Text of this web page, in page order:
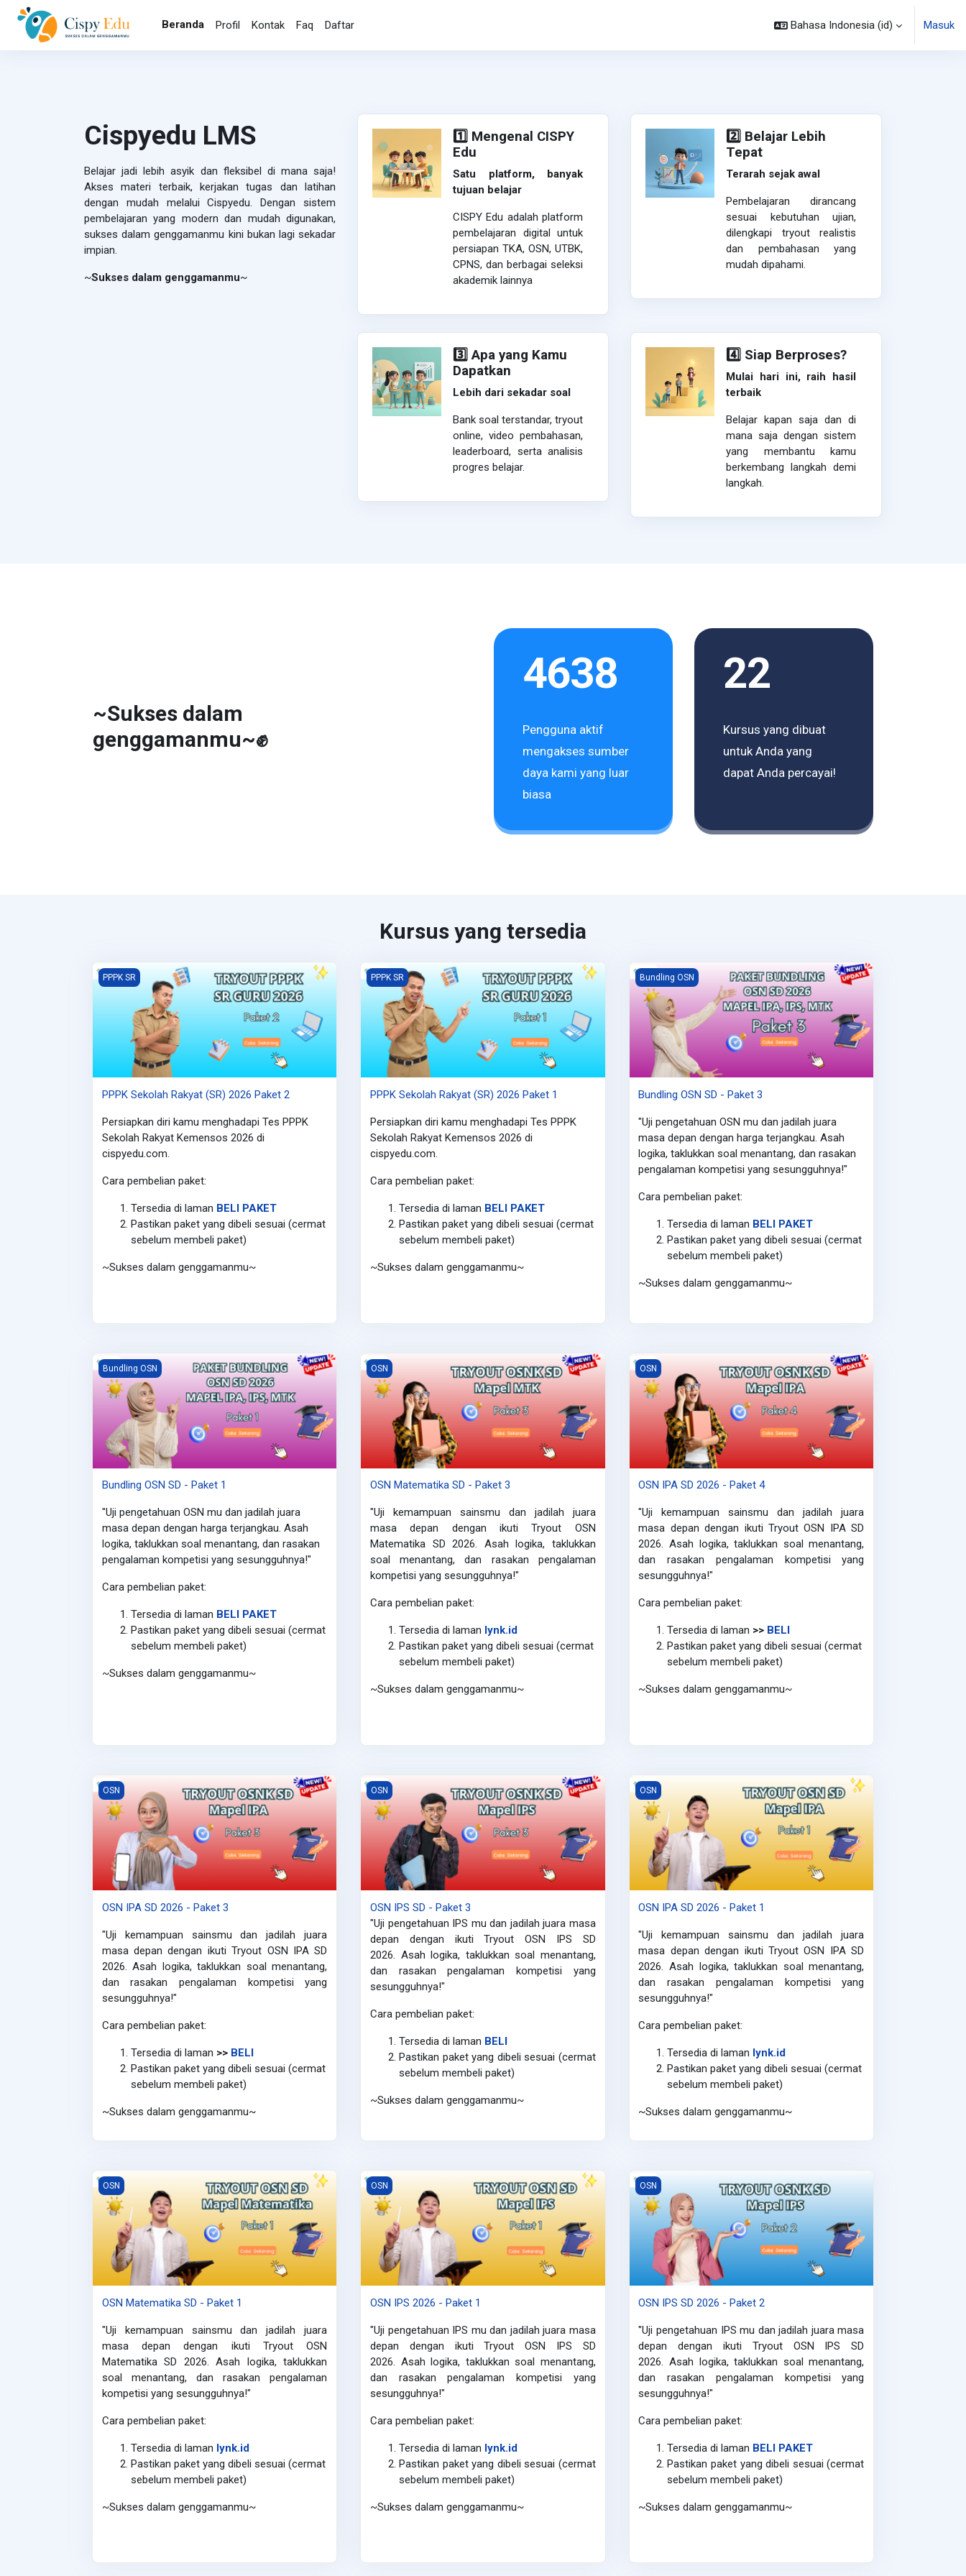
Lewati ke konten utama
Beranda
Profil Kontak Faq Daftar Bahasa Indonesia ‎(id)‎ Masuk
Cispyedu LMS
Belajar jadi lebih asyik dan fleksibel di mana saja!
Akses materi terbaik, kerjakan tugas dan latihan
dengan mudah melalui Cispyedu. Dengan sistem
pembelajaran yang modern dan mudah digunakan,
sukses dalam genggamanmu kini bukan lagi sekadar
impian.
~Sukses dalam genggamanmu~
1️⃣ Mengenal CISPY
Edu
Satu platform, banyak
tujuan belajar
CISPY Edu adalah platform
pembelajaran digital untuk
persiapan TKA, OSN, UTBK,
CPNS, dan berbagai seleksi
akademik lainnya
2️⃣ Belajar Lebih
Tepat
Terarah sejak awal
Pembelajaran dirancang
sesuai kebutuhan ujian,
dilengkapi tryout realistis
dan pembahasan yang
mudah dipahami.
3️⃣ Apa yang Kamu
Dapatkan
Lebih dari sekadar soal
Bank soal terstandar, tryout
online, video pembahasan,
leaderboard, serta analisis
progres belajar.
4️⃣ Siap Berproses?
Mulai hari ini, raih hasil
terbaik
Belajar kapan saja dan di
mana saja dengan sistem
yang membantu kamu
berkembang langkah demi
langkah.
~Sukses dalam
genggamanmu~✊
4638
Pengguna aktif
mengakses sumber
daya kami yang luar
biasa
22
Kursus yang dibuat
untuk Anda yang
dapat Anda percayai!
Kursus yang tersedia
PPPK Sekolah Rakyat (SR) 2026 Paket 2
PPPK SR
PPPK Sekolah Rakyat (SR) 2026 Paket 2
Persiapkan diri kamu menghadapi Tes PPPK
Sekolah Rakyat Kemensos 2026 di
cispyedu.com.
Cara pembelian paket:
Tersedia di laman BELI PAKET
Pastikan paket yang dibeli sesuai (cermat
sebelum membeli paket)
~Sukses dalam genggamanmu~
PPPK Sekolah Rakyat (SR) 2026 Paket 1
PPPK SR
PPPK Sekolah Rakyat (SR) 2026 Paket 1
Persiapkan diri kamu menghadapi Tes PPPK
Sekolah Rakyat Kemensos 2026 di
cispyedu.com.
Cara pembelian paket:
Tersedia di laman BELI PAKET
Pastikan paket yang dibeli sesuai (cermat
sebelum membeli paket)
~Sukses dalam genggamanmu~
Bundling OSN SD - Paket 3
Bundling OSN
Bundling OSN SD - Paket 3
"Uji pengetahuan OSN mu dan jadilah juara
masa depan dengan harga terjangkau. Asah
logika, taklukkan soal menantang, dan rasakan
pengalaman kompetisi yang sesungguhnya!"
Cara pembelian paket:
Tersedia di laman BELI PAKET
Pastikan paket yang dibeli sesuai (cermat
sebelum membeli paket)
~Sukses dalam genggamanmu~
Bundling OSN SD - Paket 1
Bundling OSN
Bundling OSN SD - Paket 1
"Uji pengetahuan OSN mu dan jadilah juara
masa depan dengan harga terjangkau. Asah
logika, taklukkan soal menantang, dan rasakan
pengalaman kompetisi yang sesungguhnya!"
Cara pembelian paket:
Tersedia di laman BELI PAKET
Pastikan paket yang dibeli sesuai (cermat
sebelum membeli paket)
~Sukses dalam genggamanmu~
OSN Matematika SD - Paket 3
OSN
OSN Matematika SD - Paket 3
"Uji kemampuan sainsmu dan jadilah juara
masa depan dengan ikuti Tryout OSN
Matematika SD 2026. Asah logika, taklukkan
soal menantang, dan rasakan pengalaman
kompetisi yang sesungguhnya!"
Cara pembelian paket:
Tersedia di laman lynk.id
Pastikan paket yang dibeli sesuai (cermat
sebelum membeli paket)
~Sukses dalam genggamanmu~
OSN IPA SD 2026 - Paket 4
OSN
OSN IPA SD 2026 - Paket 4
"Uji kemampuan sainsmu dan jadilah juara
masa depan dengan ikuti Tryout OSN IPA SD
2026.Asah logika, taklukkan soal menantang,
dan rasakan pengalaman kompetisi yang
sesungguhnya!"
Cara pembelian paket:
Tersedia di laman >> BELI
Pastikan paket yang dibeli sesuai (cermat
sebelum membeli paket)
~Sukses dalam genggamanmu~
OSN IPA SD 2026 - Paket 3
OSN
OSN IPA SD 2026 - Paket 3
"Uji kemampuan sainsmu dan jadilah juara
masa depan dengan ikuti Tryout OSN IPA SD
2026.Asah logika, taklukkan soal menantang,
dan rasakan pengalaman kompetisi yang
sesungguhnya!"
Cara pembelian paket:
Tersedia di laman >> BELI
Pastikan paket yang dibeli sesuai (cermat
sebelum membeli paket)
~Sukses dalam genggamanmu~
OSN IPS SD - Paket 3
OSN
OSN IPS SD - Paket 3
"Uji pengetahuan IPS mu dan jadilah juara masa
depan dengan ikuti Tryout OSN IPS SD
2026. Asah logika, taklukkan soal menantang,
dan rasakan pengalaman kompetisi yang
sesungguhnya!"
Cara pembelian paket:
Tersedia di laman BELI
Pastikan paket yang dibeli sesuai (cermat
sebelum membeli paket)
~Sukses dalam genggamanmu~
OSN IPA SD 2026 - Paket 1
OSN
OSN IPA SD 2026 - Paket 1
"Uji kemampuan sainsmu dan jadilah juara
masa depan dengan ikuti Tryout OSN IPA SD
2026.Asah logika, taklukkan soal menantang,
dan rasakan pengalaman kompetisi yang
sesungguhnya!"
Cara pembelian paket:
Tersedia di laman lynk.id
Pastikan paket yang dibeli sesuai (cermat
sebelum membeli paket)
~Sukses dalam genggamanmu~
OSN Matematika SD - Paket 1
OSN
OSN Matematika SD - Paket 1
"Uji kemampuan sainsmu dan jadilah juara
masa depan dengan ikuti Tryout OSN
Matematika SD 2026.Asah logika, taklukkan
soal menantang, dan rasakan pengalaman
kompetisi yang sesungguhnya!"
Cara pembelian paket:
Tersedia di laman lynk.id
Pastikan paket yang dibeli sesuai (cermat
sebelum membeli paket)
~Sukses dalam genggamanmu~
OSN IPS 2026 - Paket 1
OSN
OSN IPS 2026 - Paket 1
"Uji pengetahuan IPS mu dan jadilah juara masa
depan dengan ikuti Tryout OSN IPS SD
2026. Asah logika, taklukkan soal menantang,
dan rasakan pengalaman kompetisi yang
sesungguhnya!"
Cara pembelian paket:
Tersedia di laman lynk.id
Pastikan paket yang dibeli sesuai (cermat
sebelum membeli paket)
~Sukses dalam genggamanmu~
OSN IPS SD 2026 - Paket 2
OSN
OSN IPS SD 2026 - Paket 2
"Uji pengetahuan IPS mu dan jadilah juara masa
depan dengan ikuti Tryout OSN IPS SD
2026.Asah logika, taklukkan soal menantang,
dan rasakan pengalaman kompetisi yang
sesungguhnya!"
Cara pembelian paket:
Tersedia di laman BELI PAKET
Pastikan paket yang dibeli sesuai (cermat
sebelum membeli paket)
~Sukses dalam genggamanmu~